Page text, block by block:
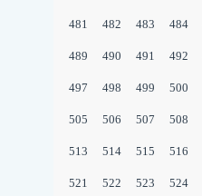
481 482 483 484
489 490 491 492
497 498 499 500
505 506 507 508
513 514 515 516
521 522 523 524